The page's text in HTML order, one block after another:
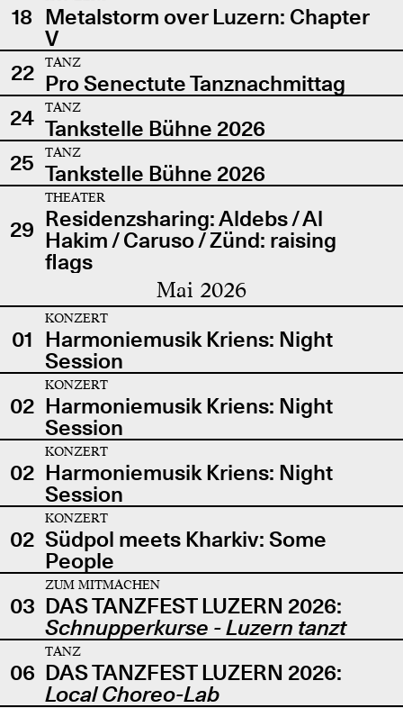
18 Metalstorm over Luzern: Chapter
V
22
TANZ
Pro Senectute Tanznachmittag
24
TANZ
Tankstelle Bühne 2026
25
TANZ
Tankstelle Bühne 2026
29
THEATER
Residenzsharing: Aldebs / Al
Hakim / Caruso / Zünd: raising
flags
Mai 2026
01
KONZERT
Harmoniemusik Kriens: Night
Session
02
KONZERT
Harmoniemusik Kriens: Night
Session
02
KONZERT
Harmoniemusik Kriens: Night
Session
02
KONZERT
Südpol meets Kharkiv: Some
People
03
ZUM MITMACHEN
DAS TANZFEST LUZERN 2026:
Schnupperkurse - Luzern tanzt
06
TANZ
DAS TANZFEST LUZERN 2026:
Local Choreo-Lab